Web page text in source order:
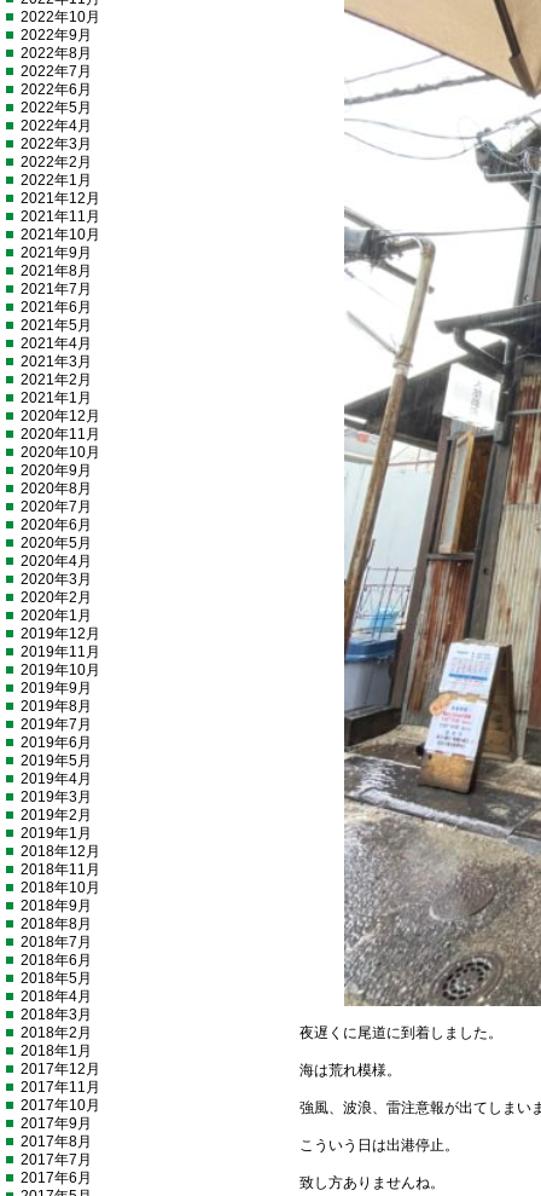
夜遅くに尾道に到着しました。
海は荒れ模様。
強風、波浪、雷注意報が出てしまい
こういう日は出港停止。
致し方ありませんね。
2022年10月
2022年9月
2022年8月
2022年7月
2022年6月
2022年5月
2022年4月
2022年3月
2022年2月
2022年1月
2021年12月
2021年11月
2021年10月
2021年9月
2021年8月
2021年7月
2021年6月
2021年5月
2021年4月
2021年3月
2021年2月
2021年1月
2020年12月
2020年11月
2020年10月
2020年9月
2020年8月
2020年7月
2020年6月
2020年5月
2020年4月
2020年3月
2020年2月
2020年1月
2019年12月
2019年11月
2019年10月
2019年9月
2019年8月
2019年7月
2019年6月
2019年5月
2019年4月
2019年3月
2019年2月
2019年1月
2018年12月
2018年11月
2018年10月
2018年9月
2018年8月
2018年7月
2018年6月
2018年5月
2018年4月
2018年3月
2018年2月
2018年1月
2017年12月
2017年11月
2017年10月
2017年9月
2017年8月
2017年7月
2017年6月